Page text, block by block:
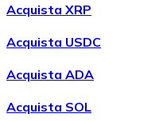
Acquista XRP
Acquista USDC
Acquista ADA
Acquista SOL